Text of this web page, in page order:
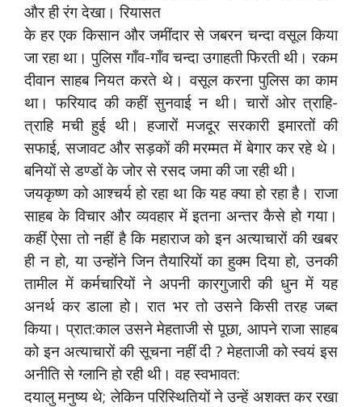
और ही रंग देखा। रियासत
के हर एक किसान और जमींदार से जबरन चन्दा वसूल किया
जा रहा था। पुलिस गाँव-गाँव चन्दा उगाहती फिरती थी। रकम
दीवान साहब नियत करते थे। वसूल करना पुलिस का काम
था। फरियाद की कहीं सुनवाई न थी। चारों ओर त्राहि-
त्राहि मची हुई थी। हजारों मजदूर सरकारी इमारतों की
सफाई, सजावट और सड़कों की मरम्मत में बेगार कर रहे थे।
बनियों से डण्डों के जोर से रसद जमा की जा रही थी।
जयकृष्ण को आश्चर्य हो रहा था कि यह क्या हो रहा है। राजा
साहब के विचार और व्यवहार में इतना अन्तर कैसे हो गया।
कहीं ऐसा तो नहीं है कि महाराज को इन अत्याचारों की खबर
ही न हो, या उन्होंने जिन तैयारियों का हुक्म दिया हो, उनकी
तामील में कर्मचारियों ने अपनी कारगुजारी की धुन में यह
अनर्थ कर डाला हो। रात भर तो उसने किसी तरह जब्त
किया। प्रात:काल उसने मेहताजी से पूछा, आपने राजा साहब
को इन अत्याचारों की सूचना नहीं दी ? मेहताजी को स्वयं इस
अनीति से ग्लानि हो रही थी। वह स्वभावत:
दयालु मनुष्य थे; लेकिन परिस्थितियों ने उन्हें अशक्त कर रखा